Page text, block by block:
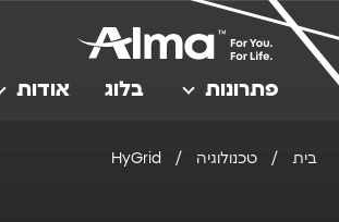
פתרונות בלוג אודות
בית / טכנולוגיה /
HyGrid